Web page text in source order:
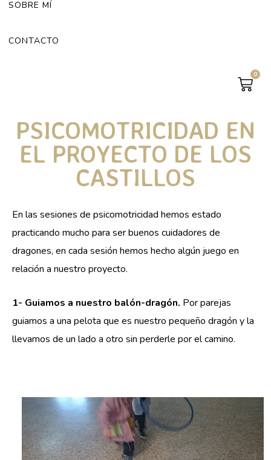
SOBRE MÍ
CONTACTO
0
PSICOMOTRICIDAD EN
EL PROYECTO DE LOS
CASTILLOS
En las sesiones de psicomotricidad hemos estado
practicando mucho para ser buenos cuidadores de
dragones, en cada sesión hemos hecho algún juego en
relación a nuestro proyecto.
1- Guiamos a nuestro balón-dragón. Por parejas
guiamos a una pelota que es nuestro pequeño dragón y la
llevamos de un lado a otro sin perderle por el camino.